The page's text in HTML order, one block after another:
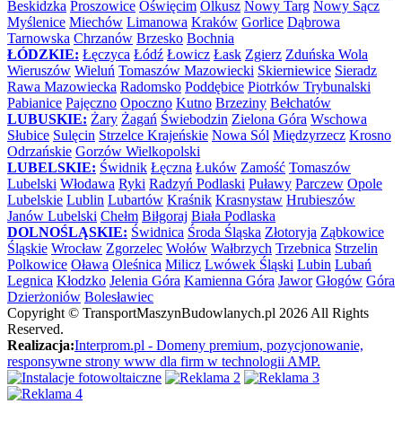
Beskidzka Proszowice Oświęcim Olkusz Nowy Targ Nowy Sącz
Myślenice Miechów Limanowa Kraków Gorlice Dąbrowa
Tarnowska Chrzanów Brzesko Bochnia
ŁÓDZKIE: Łęczyca Łódź Łowicz Łask Zgierz Zduńska Wola
Wieruszów Wieluń Tomaszów Mazowiecki Skierniewice Sieradz
Rawa Mazowiecka Radomsko Poddębice Piotrków Trybunalski
Pabianice Pajęczno Opoczno Kutno Brzeziny Bełchatów
LUBUSKIE: Żary Żagań Świebodzin Zielona Góra Wschowa
Słubice Sulęcin Strzelce Krajeńskie Nowa Sól Międzyrzecz Krosno
Odrzańskie Gorzów Wielkopolski
LUBELSKIE: Świdnik Łęczna Łuków Zamość Tomaszów
Lubelski Włodawa Ryki Radzyń Podlaski Puławy Parczew Opole
Lubelskie Lublin Lubartów Kraśnik Krasnystaw Hrubieszów
Janów Lubelski Chełm Biłgoraj Biała Podlaska
DOLNOŚLĄSKIE: Świdnica Środa Śląska Złotoryja Ząbkowice
Śląskie Wrocław Zgorzelec Wołów Wałbrzych Trzebnica Strzelin
Polkowice Oława Oleśnica Milicz Lwówek Śląski Lubin Lubań
Legnica Kłodzko Jelenia Góra Kamienna Góra Jawor Głogów Góra
Dzierżoniów Bolesławiec
Copyright © TransportMaszynBudowlanych.pl 2026 All Rights
Reserved.
Realizacja:Interprom.pl - Domeny premium, pozycjonowanie,
responsywne strony www dla firm w technologii AMP.